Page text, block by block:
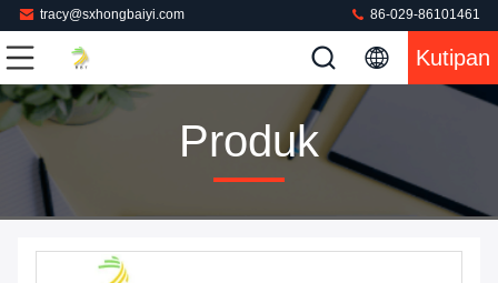
tracy@sxhongbaiyi.com 86-029-86101461
Kutipan
Produk